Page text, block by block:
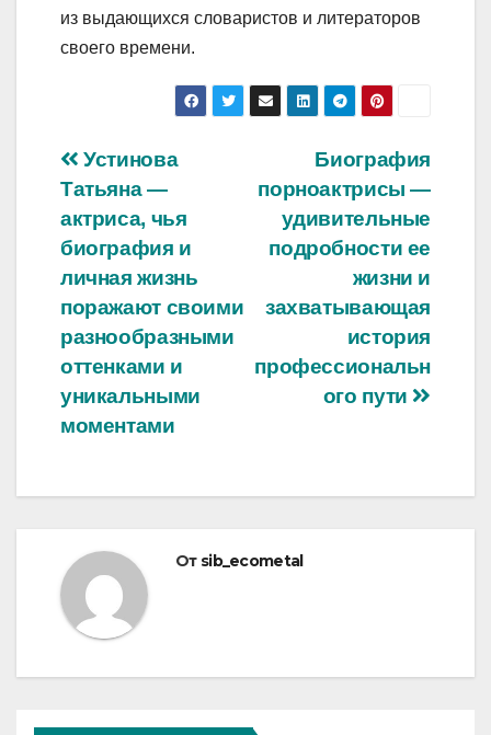
из выдающихся словаристов и литераторов
своего времени.
Навигация
по
записям
Биография
порноактрисы —
удивительные
подробности ее
жизни и
захватывающая
история
профессиональн
ого пути
Устинова
Татьяна —
актриса, чья
биография и
личная жизнь
поражают своими
разнообразными
оттенками и
уникальными
моментами
От sib_ecometal